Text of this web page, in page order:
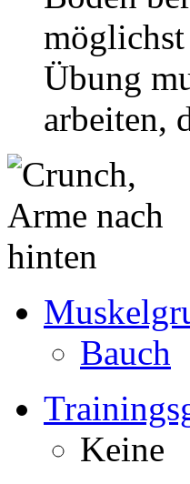
Übung
arbeiten,
Bauch
Keine